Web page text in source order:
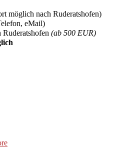
möglich nach Ruderatshofen)
eMail)
Ruderatshofen (ab 500 EUR)